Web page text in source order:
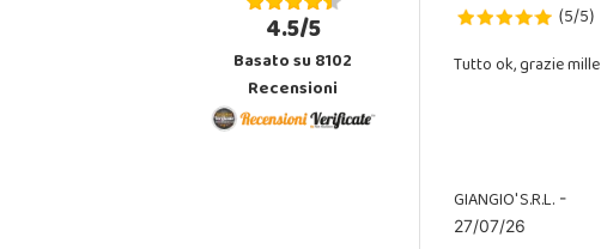
4.5/5
Basato su 8102
Recensioni
(5/5)
Tutto ok, grazie mille
GIANGIO' S.R.L.-
27/07/26